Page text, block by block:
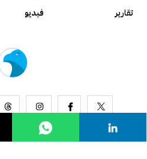
تقارير
فيديو